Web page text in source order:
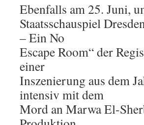
Ebenfalls am 25. Juni,
Staatsschauspiel
– Ein No
Escape Room“ der
einer
Inszenierung aus dem
intensiv mit dem
Mord an Marwa El-